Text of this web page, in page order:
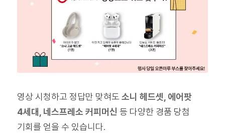
영상 시청하고 정답만 맞혀도 소니 헤드셋, 에어팟
4세대, 네스프레소 커피머신 등 다양한 경품 당첨
기회를 얻을 수 있습니다.